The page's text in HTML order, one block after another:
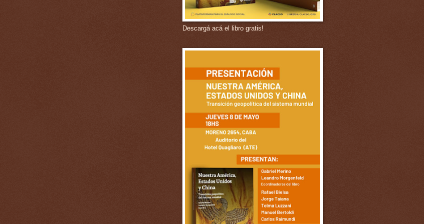
Descargá acá el libro gratis!